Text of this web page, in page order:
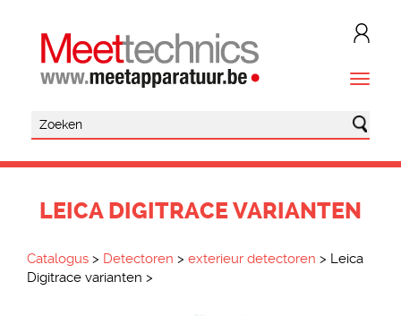
LEICA DIGITRACE VARIANTEN
Catalogus > Detectoren > exterieur detectoren > Leica
Digitrace varianten >